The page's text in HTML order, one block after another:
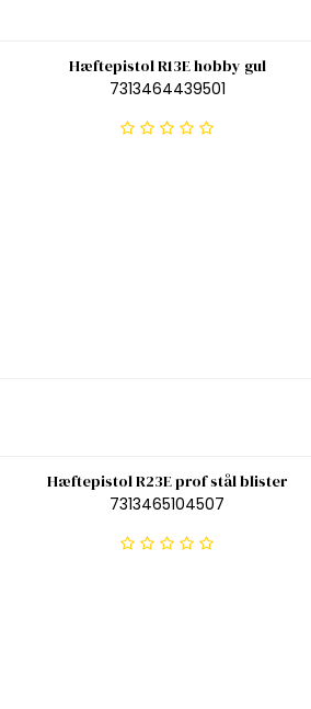
Hæftepistol R13E hobby gul
7313464439501
Hæftepistol R23E prof stål blister
7313465104507